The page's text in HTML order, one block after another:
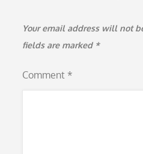
Your email address will not
fields are marked *
Comment *